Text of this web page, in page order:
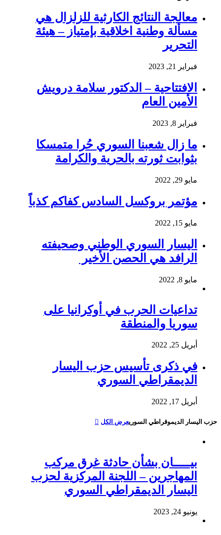
معالجة النتائج الكارثية للزلزال هي
مسألة وطنية اخلاقية بإمتياز – هيئة
التحرير
فبراير 21, 2023
الافتتاحية – الدكتور سلامة درويش
الأمين العام
فبراير 8, 2023
ما زال شعبنا السوري حُرا متمسكا
بثوابت ثورته بالحرية والكرامة
مايو 29, 2022
مؤتمر بروكسل السادس كفاكم كذباً
مايو 15, 2022
اليسار السوري الوطني وصحيفته
الرافد هي الحصن الأخير
مايو 8, 2022
تداعيات الحرب في أوكرانيا على
سوريا والمنطقة
أبريل 25, 2022
في ذكرى تأسيس حزب اليسار
الديمقراطي السوري
أبريل 17, 2022
حزب اليسار الديموقراطي السوريعرض الكل
بيـــــان بشأن حادثة غرق مركب
المهاجرين – اللجنة المركزية لحزب
اليسار الديمقراطي السوري
يونيو 24, 2023